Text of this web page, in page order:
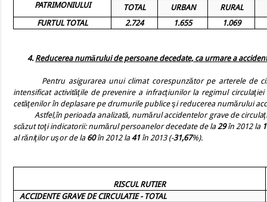
PATRIMONIULUI
TOTAL URBAN
RURAL
FURTUL TOTAL
2.724 1.655 1.069
4. Reducerea numărului de persoane decedate, ca urmare a
Pentru asigurarea unui climat corespunzător pe arterele de
intensificat activităţile de prevenire a infracţiunilor la regimul
cetăţenilor în deplasare pe drumurile publice şi reducerea numărului
Astfel,în perioada analizată, numărul accidentelor grave de
scăzut toţi indicatorii: numărul persoanelor decedate de la29în 2012 la
al răniţilor uşor de la 60în 2012 la41în 2013 (-31,67%).
RISCUL RUTIER
ACCIDENTE GRAVE DE CIRCULATIE - TOTAL